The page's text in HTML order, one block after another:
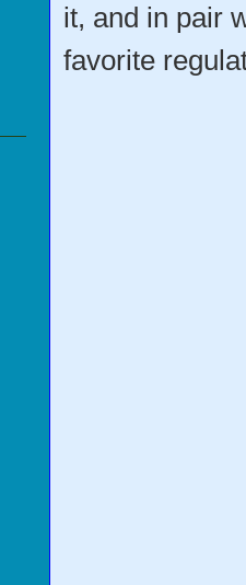
it, and in pair
favorite